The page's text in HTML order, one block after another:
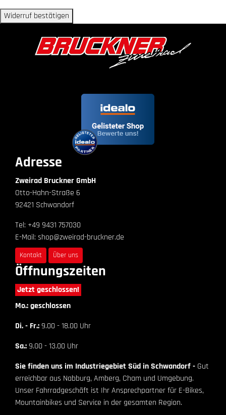
Widerruf bestätigen
Adresse
Zweirad Bruckner GmbH
Otto-Hahn-Straße 6
92421 Schwandorf
Tel: +49 9431 757030
E-Mail: shop@zweirad-bruckner.de
Kontakt Über uns
Öffnungszeiten
Jetzt geschlossen!
Mo.: geschlossen
Di. - Fr.:9.00 - 18.00 Uhr
Sa.:9.00 - 13.00 Uhr
Sie finden uns im Industriegebiet Süd in Schwandorf - Gut
erreichbar aus Nabburg, Amberg, Cham und Umgebung.
Unser Fahrradgeschäft ist Ihr Ansprechpartner für E-Bikes,
Mountainbikes und Service in der gesamten Region.